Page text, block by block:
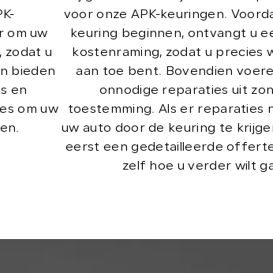
om uw
zodat u
bieden
en
om uw
voor onze APK-keuringen.
keuring beginnen, ontvangt u
kostenraming, zodat u precies
aan toe bent. Bovendien
onnodige reparaties uit
toestemming. Als er reparaties
uw auto door de keuring te
eerst een gedetailleerde
zelf hoe u verder wilt